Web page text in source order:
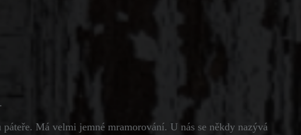
Má velmi jemné mramorování. U nás se někdy nazývá